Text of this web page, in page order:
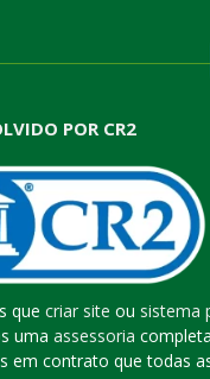
POR CR2
que criar site ou sistema
uma assessoria
em contrato que todas